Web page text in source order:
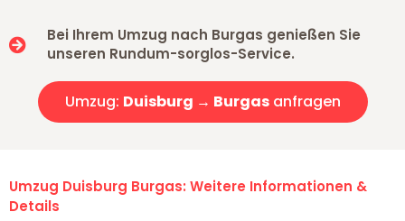
Bei Ihrem Umzug nach Burgas genießen Sie
unseren Rundum-sorglos-Service.
Umzug: Duisburg → Burgasanfragen
Umzug Duisburg Burgas: Weitere Informationen &
Details